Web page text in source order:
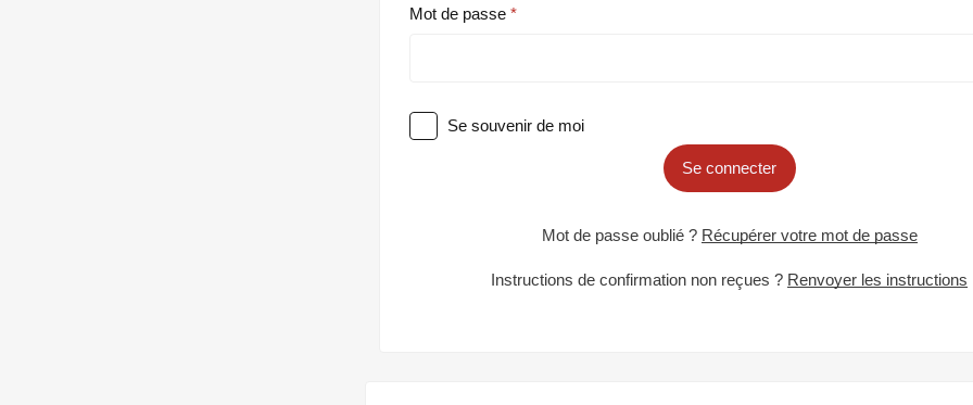
Mot de passe
Se souvenir de moi
Se connecter
Mot de passe oublié ? Récupérer votre mot de passe
Instructions de confirmation non reçues ? Renvoyer les instructions